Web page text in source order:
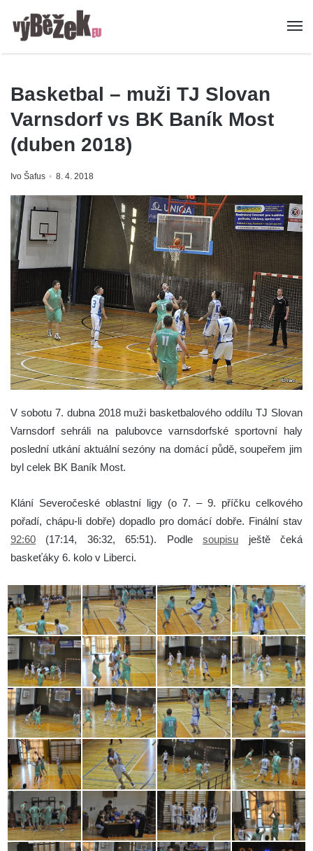
Basketbal – muži TJ Slovan
Varnsdorf vs BK Baník Most
(duben 2018)
Ivo Šafus 8. 4. 2018
V sobotu 7. dubna 2018 muži basketbalového oddílu TJ Slovan
Varnsdorf sehráli na palubovce varnsdorfské sportovní haly
poslední utkání aktuální sezóny na domácí půdě, soupeřem jim
byl celek BK Baník Most.
Klání Severočeské oblastní ligy (o 7. – 9. příčku celkového
pořadí, chápu-li dobře) dopadlo pro domácí dobře. Finální stav
92:60 (17:14, 36:32, 65:51). Podlesoupisu ještě čeká
baskeťáky 6. kolo v Liberci.